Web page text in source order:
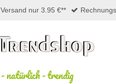
Versand nur 3.95 €**
-natürlich-trendig